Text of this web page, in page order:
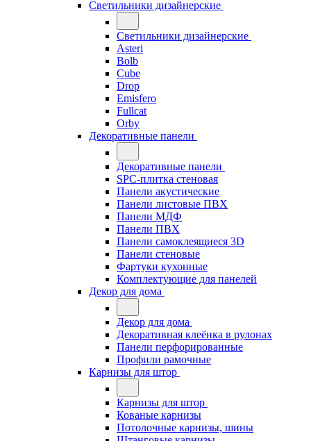
Светильники дизайнерские
Светильники дизайнерские
Asteri
Bolb
Cube
Drop
Emisfero
Fullcat
Orby
Декоративные панели
Декоративные панели
SPC-плитка стеновая
Панели акустические
Панели листовые ПВХ
Панели МДФ
Панели ПВХ
Панели самоклеящиеся 3D
Панели стеновые
Фартуки кухонные
Комплектующие для панелей
Декор для дома
Декор для дома
Декоративная клеёнка в рулонах
Панели перфорированные
Профили рамочные
Карнизы для штор
Карнизы для штор
Кованые карнизы
Потолочные карнизы, шины